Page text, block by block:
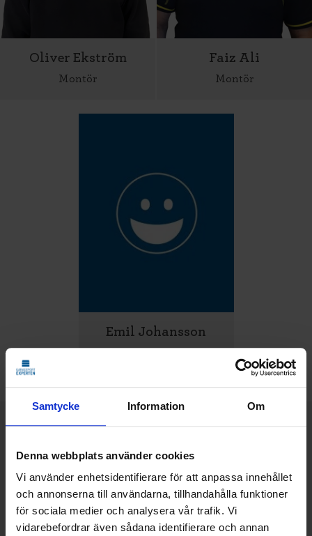
Samtycke Information Om
Denna webbplats använder cookies
Vi använder enhetsidentifierare för att anpassa innehållet
och annonserna till användarna, tillhandahålla funktioner
för sociala medier och analysera vår trafik. Vi
vidarebefordrar även sådana identifierare och annan
Oliver Ekström
Montör
Faiz Ali
Montör
Emil Johansson